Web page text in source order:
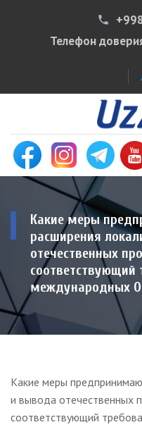
phone
Телефон
Какие меры
расширения
отечественных
соответствующий
международных
Какие меры
и вывода отечественных
соответствующий